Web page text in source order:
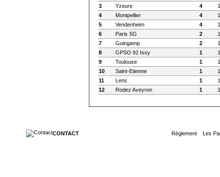
3
Yzeure 4
1
4
Montpellier 4
1
5
Vendenheim 4
1
6
Paris SG 2
1
7
Guingamp 2
1
8
GPSO 92 Issy 1
1
9
Toulouse 1
1
10
Saint-Etienne 1
1
11
Lens 1
1
12
Rodez Aveyron 1 1
CONTACT Règlement Les